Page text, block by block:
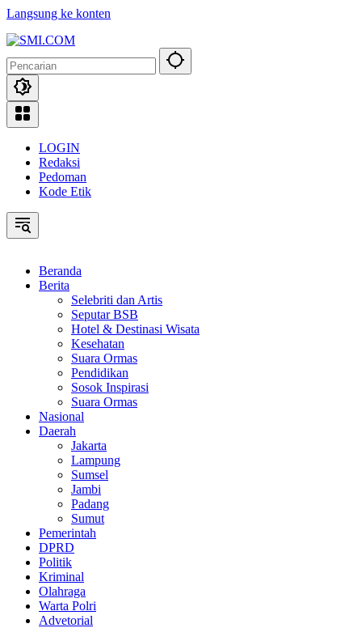
Langsung ke konten
LOGIN
Redaksi
Pedoman
Kode Etik
Beranda
Berita
Selebriti dan Artis
Seputar BSB
Hotel & Destinasi Wisata
Kesehatan
Suara Ormas
Pendidikan
Sosok Inspirasi
Suara Ormas
Nasional
Daerah
Jakarta
Lampung
Sumsel
Jambi
Padang
Sumut
Pemerintah
DPRD
Politik
Kriminal
Olahraga
Warta Polri
Advetorial